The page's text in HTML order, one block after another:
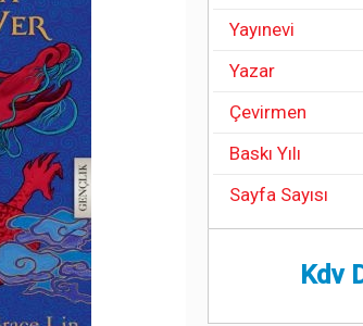
Yayınevi
Yazar
Çevirmen
Baskı Yılı
Sayfa Sayısı
Kdv